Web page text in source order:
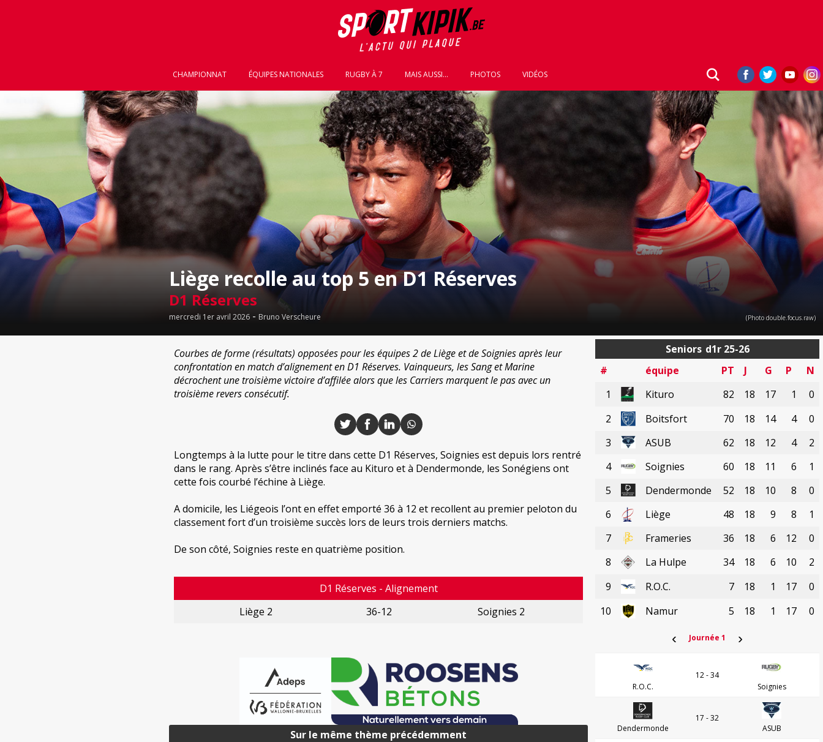
CHAMPIONNAT ÉQUIPES NATIONALES RUGBY À 7 MAIS AUSSI... PHOTOS VIDÉOS
Liège recolle au top 5 en D1 Réserves
D1 Réserves
mercredi 1er avril 2026 - Bruno Verscheure (Photo double.focus.raw)
Courbes de forme (résultats) opposées pour les équipes 2 de Liège et de Soignies après leur
confrontation en match d’alignement en D1 Réserves. Vainqueurs, les Sang et Marine
décrochent une troisième victoire d’affilée alors que les Carriers marquent le pas avec un
troisième revers consécutif.
Longtemps à la lutte pour le titre dans cette D1 Réserves, Soignies est depuis lors rentré
dans le rang. Après s’être inclinés face au Kituro et à Dendermonde, les Sonégiens ont
cette fois courbé l’échine à Liège.
A domicile, les Liégeois l’ont en effet emporté 36 à 12 et recollent au premier peloton du
classement fort d’un troisième succès lors de leurs trois derniers matchs.
De son côté, Soignies reste en quatrième position.
D1 Réserves - Alignement
Liège 2
36-12 Soignies 2
Sur le même thème précédemment
Seniors d1r 25-26
#
équipe PT J G P
N
1
Kituro 82 18 17 1
0
2
Boitsfort 70 18 14 4
0
3
ASUB 62 18 12 4
2
4
Soignies 60 18 11 6
1
5
Dendermonde 52 18 10 8
0
6
Liège 48 18 9 8
1
7
Frameries 36 18 6 12
0
8
La Hulpe 34 18 6 10
2
9
R.O.C. 7 18 1 17
0
10
Namur 5 18 1 17 0
‹ Journée 1 ›
R.O.C.
12 - 34
Soignies
Dendermonde
17 - 32
ASUB